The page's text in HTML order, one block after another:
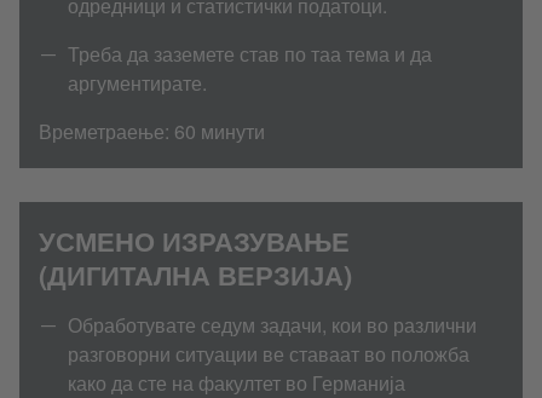
Треба да заземете став по таа тема и да
аргументирате.
Времетраење: 60 минути
УСМЕНО ИЗРАЗУВАЊЕ
(ДИГИТАЛНА ВЕРЗИЈА)
Обработувате седум задачи, кои во различни
разговорни ситуации ве ставаат во положба
како да сте на факултет во Германија